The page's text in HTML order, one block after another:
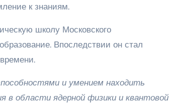
к знаниям.
школу Московского
Впоследствии он стал
и умением находить
в области ядерной физики и квантовой